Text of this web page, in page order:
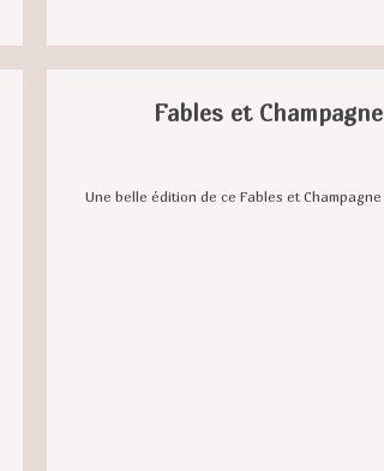
Fables et Champagne
Une belle édition de ce Fables et Champagne